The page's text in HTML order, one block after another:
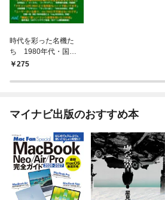
時代を彩った名機た
ち 1980年代・国産
パソコン戦国時代を振
275
マイナビ出版のおすすめ本